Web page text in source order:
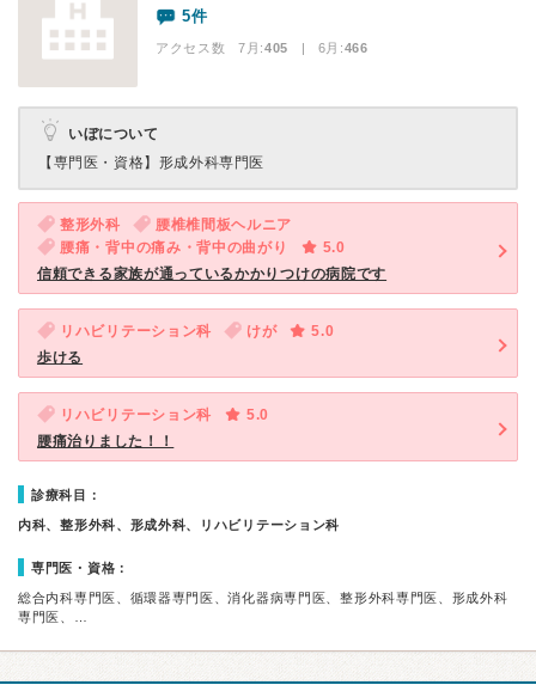
5件
アクセス数 7月:405 | 6月:466
いぼについて
【専門医・資格】 形成外科専門医
整形外科
腰椎椎間板ヘルニア
腰痛・背中の痛み・背中の曲がり
5.0
信頼できる家族が通っているかかりつけの病院です
リハビリテーション科 けが
5.0
歩ける
リハビリテーション科
5.0
腰痛治りました！！
診療科目：
内科、整形外科、形成外科、リハビリテーション科
専門医・資格：
総合内科専門医、循環器専門医、消化器病専門医、整形外科専門医、形成外科
専門医、…